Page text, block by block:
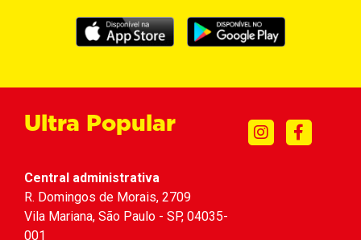
Ultra Popular
Central administrativa
R. Domingos de Morais, 2709
Vila Mariana, São Paulo - SP, 04035-
001